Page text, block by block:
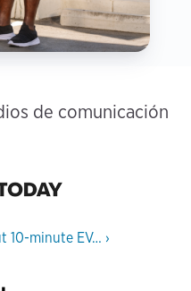
de comunicación
10-minute EV… ›